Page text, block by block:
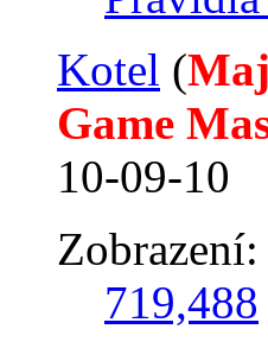
Kotel ‎(
Game
10-09-10
Zobrazení:
719,488